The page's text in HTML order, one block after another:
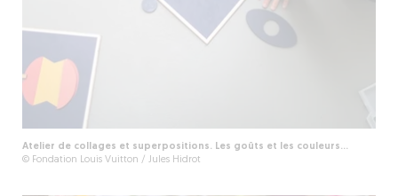
Atelier de collages et superpositions. Les goûts et les couleurs…
© Fondation Louis Vuitton / Jules Hidrot